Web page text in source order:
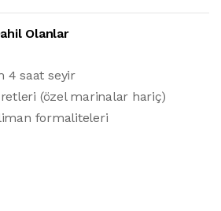
Olanlar
4 saat seyir
(özel marinalar hariç)
formaliteleri